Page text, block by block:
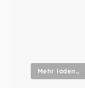
Mehr laden…